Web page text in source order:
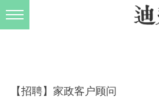
【招聘】家政客户顾问